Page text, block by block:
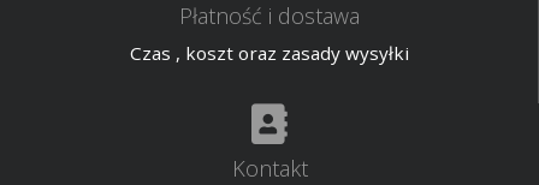
Płatność i dostawa
Czas , koszt oraz zasady wysyłki
Kontakt